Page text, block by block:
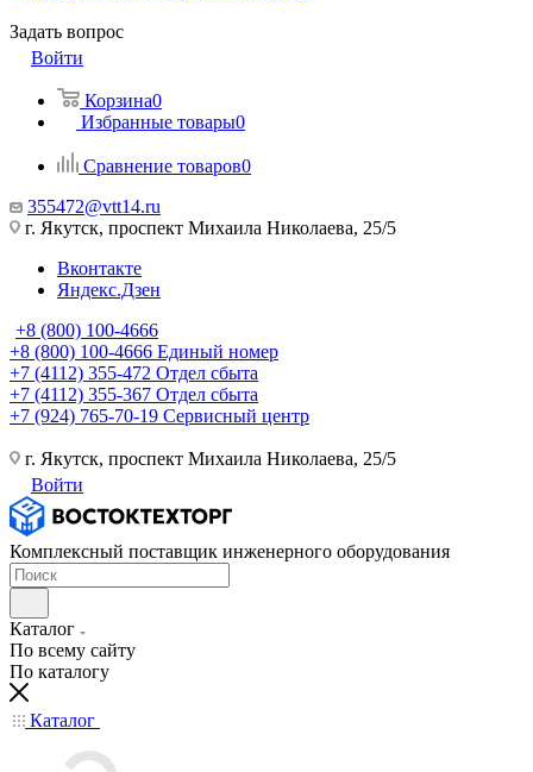
Задать вопрос
Войти
Корзина0
Избранные товары0
Сравнение товаров0
355472@vtt14.ru
г. Якутск, проспект Михаила Николаева, 25/5
Вконтакте
Яндекс.Дзен
+8 (800) 100-4666
+8 (800) 100-4666 Единый номер
+7 (4112) 355-472 Отдел сбыта
+7 (4112) 355-367 Отдел сбыта
+7 (924) 765-70-19 Сервисный центр
г. Якутск, проспект Михаила Николаева, 25/5
Войти
Комплексный поставщик инженерного оборудования
Каталог
По всему сайту
По каталогу
Каталог